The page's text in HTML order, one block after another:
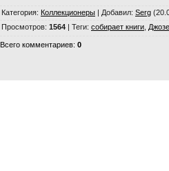
Категория: Коллекционеры | Добавил: Serg
Просмотров: 1564 | Теги: собирает книги
Всего комментариев: 0